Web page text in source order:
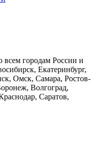
всем городам России и
Екатеринбург,
Омск, Самара, Ростов-
Волгоград,
Саратов,